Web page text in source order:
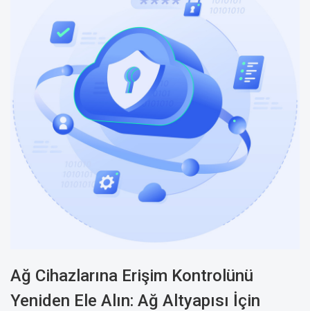
Ağ Cihazlarına Erişim Kontrolünü
Yeniden Ele Alın: Ağ Altyapısı İçin